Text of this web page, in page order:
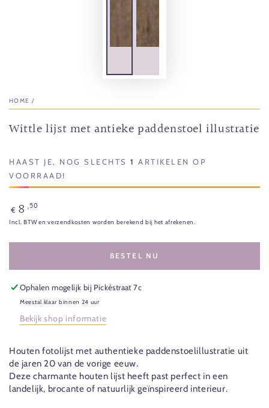
HOME /
Wittle lijst met antieke paddenstoel illustratie
HAAST JE, NOG SLECHTS 1 ARTIKELEN OP
VOORRAAD!
Normale
prijs
€ 8 ,50
Incl. BTW en verzendkosten worden berekend bij het afrekenen.
BESTEL NU
Ophalen mogelijk bij Pickéstraat 7c
Meestal klaar binnen 24 uur
Bekijk shop informatie
Houten fotolijst met authentieke paddenstoelillustratie uit
de jaren 20 van de vorige eeuw.
Deze charmante houten lijst heeft past perfect in een
landelijk, brocante of natuurlijk geïnspireerd interieur.